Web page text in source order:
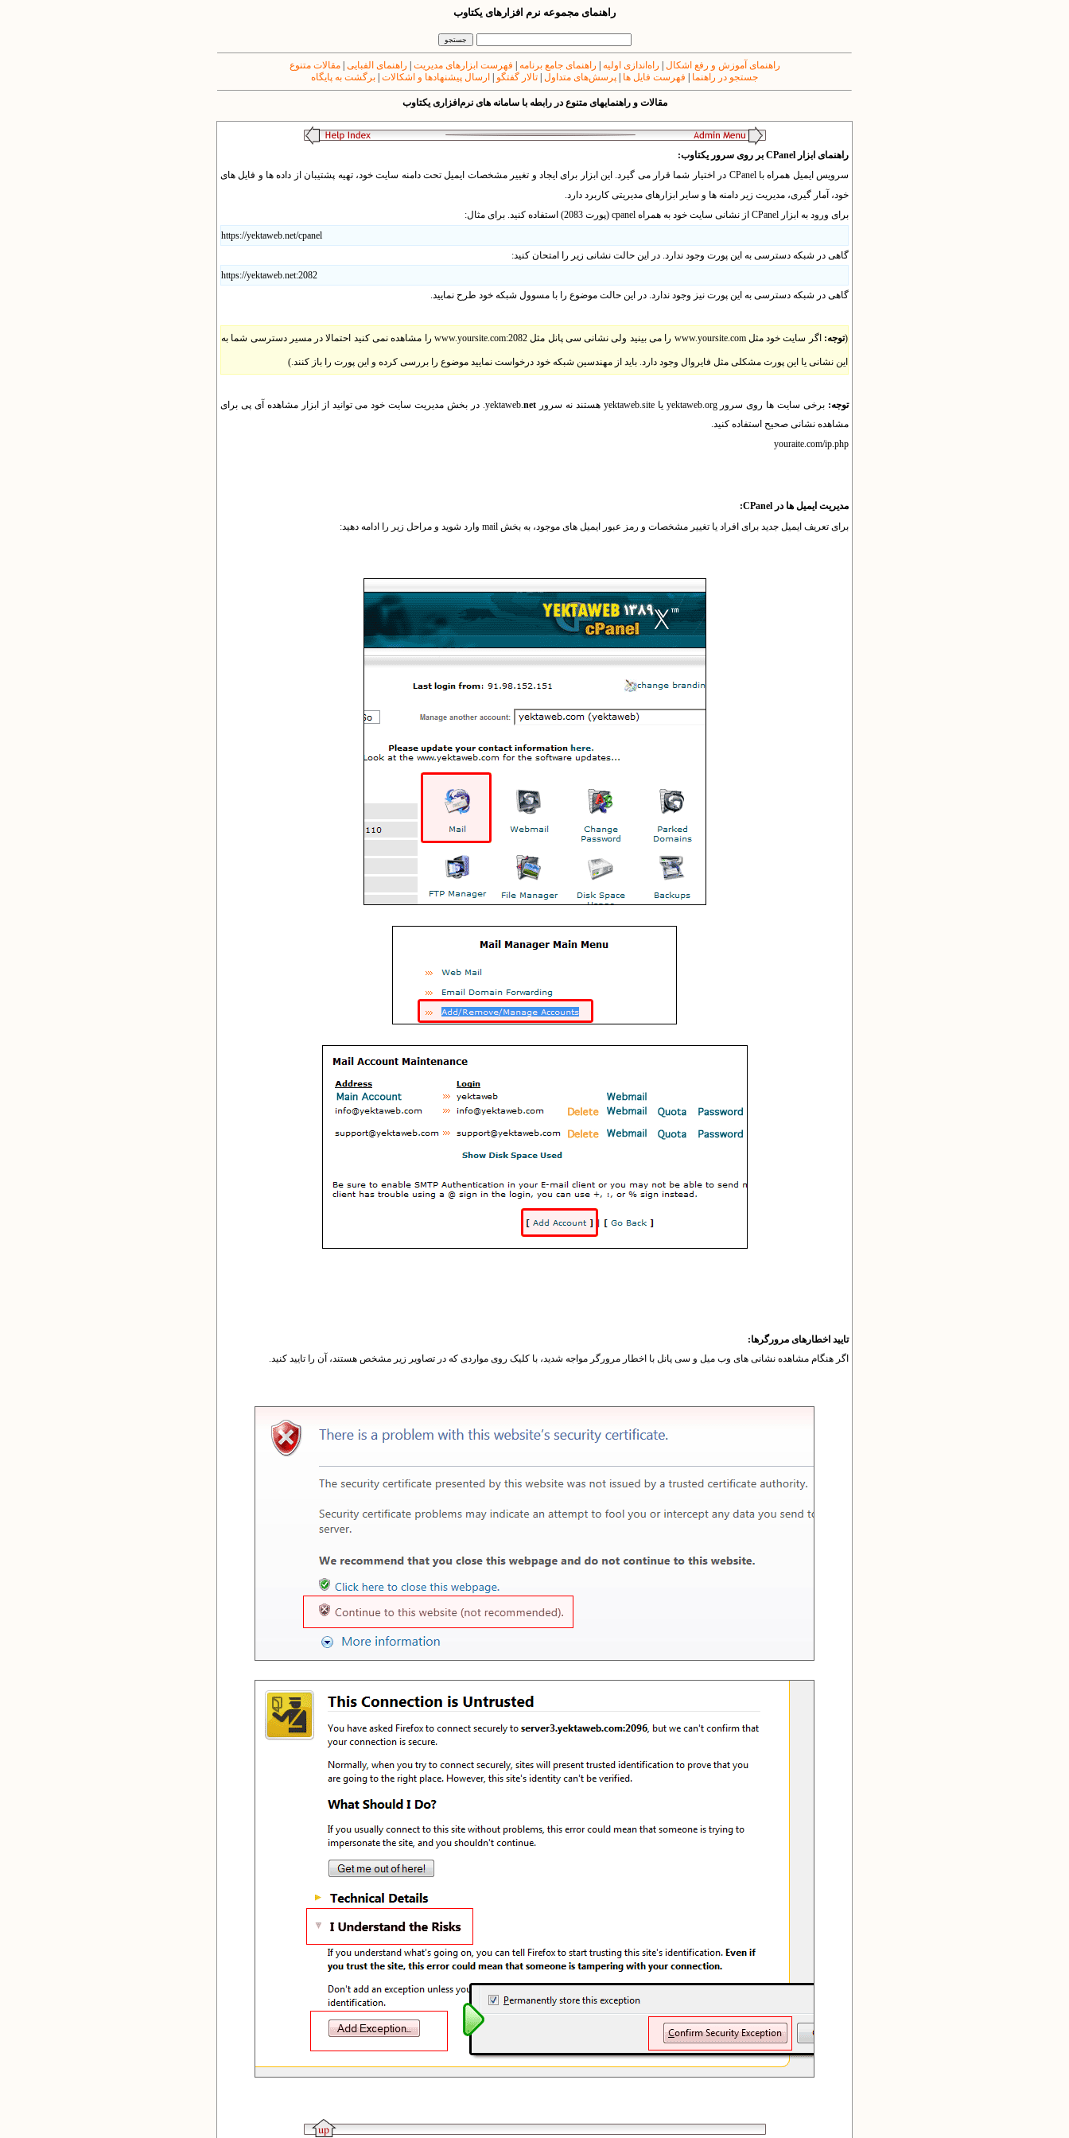
راهنمای مجموعه نرم افزارهای یکتاوب
راهنمای آموزش و رفع اشکال راه‌اندازی اولیه راهنمای جامع برنامه فهرست ابزارهای مدیریت راهنمای الفبایی |مقالات متنوع
جستجو در راهنما
فهرست فایل ها پرسش‌های متداول تالار گفتگو ارسال پیشنهادها و اشکالات برگشت به پایگاه
مقالات و راهنمایهای متنوع در رابطه با سامانه های نرم‌افزاری یکتاوب
راهنمای ابزار CPanel بر روی سرور یکتاوب:
سرویس ایمیل همراه باCPanel در اختیار شما قرار می گیرد. این ابزار برای ایجاد و تغییر مشخصات ایمیل تحت دامنه سایت خود، تهیه پشتیبان از داده ها و فایل های
خود، آمار گیری، مدیریت زیر دامنه ها و سایر ابزارهای مدیریتی کاربرد دارد.
برای ورود به ابزار CPanel از نشانی سایت خود به همراه cpanel (پورت 2083) استفاده کنید. برای مثال:
https://yektaweb.net/cpanel
گاهی در شبکه دسترسی به این پورت وجود ندارد. در این حالت نشانی زیر را امتحان کنید:
https://yektaweb.net:2082
گاهی در شبکه دسترسی به این پورت نیز وجود ندارد. در این حالت موضوع را با مسوول شبکه خود طرح نمایید.
(توجه: اگر سایت خود مثل www.yoursite.com را می بینید ولی نشانی سی پانل مثل www.yoursite.com:2082 را مشاهده نمی کنید احتمالا در مسیر دسترسی شما به
این نشانی یا این پورت مشکلی مثل فایروال وجود دارد. باید از مهندسین شبکه خود درخواست نمایید موضوع را بررسی کرده و این پورت را باز کنند.)
توجه: برخی سایت ها روی سرور yektaweb.org یا yektaweb.site هستند نه سرور yektaweb. net
. در بخش مدیریت سایت خود می توانید از ابزار مشاهده آی پی برای
مشاهده نشانی صحیح استفاده کنید.
youraite.com/ip.php
مدیریت ایمیل ها در CPanel:
برای تعریف ایمیل جدید برای افراد یا تغییر مشخصات و رمز عبور ایمیل های موجود، به بخش mail وارد شوید و مراحل زیر را ادامه دهید:
تایید اخطارهای مرورگرها:
اگر هنگام مشاهده نشانی های وب میل و سی پانل با اخطار مرورگر مواجه شدید، با کلیک روی مواردی که در تصاویر زیر مشخص هستند، آن را تایید کنید.